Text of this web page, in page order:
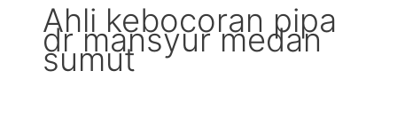
Ahli kebocoran pipa
dr mansyur medan
sumut